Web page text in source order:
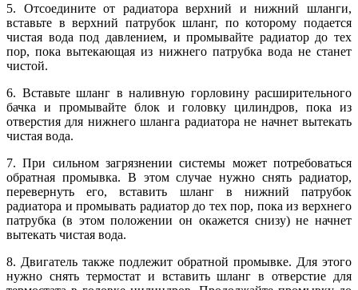
5. Отсоедините от радиатора верхний и нижний шланги,
вставьте в верхний патрубок шланг, по которому подается
чистая вода под давлением, и промывайте радиатор до тех
пор, пока вытекающая из нижнего патрубка вода не станет
чистой.
6. Вставьте шланг в наливную горловину расширительного
бачка и промывайте блок и головку цилиндров, пока из
отверстия для нижнего шланга радиатора не начнет вытекать
чистая вода.
7. При сильном загрязнении системы может потребоваться
обратная промывка. В этом случае нужно снять радиатор,
перевернуть его, вставить шланг в нижний патрубок
радиатора и промывать радиатор до тех пор, пока из верхнего
патрубка (в этом положении он окажется снизу) не начнет
вытекать чистая вода.
8. Двигатель также подлежит обратной промывке. Для этого
нужно снять термостат и вставить шланг в отверстие для